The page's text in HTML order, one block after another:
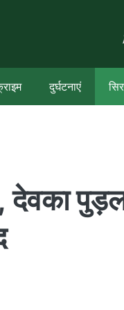
दुर्घटनाएं
देवका